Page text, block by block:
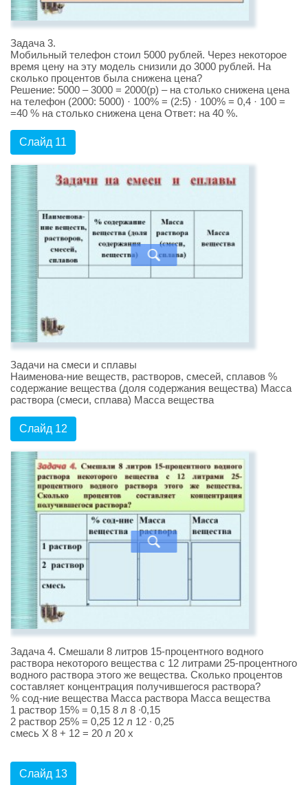
Задача 3.
Мобильный телефон стоил 5000 рублей. Через некоторое
время цену на эту модель снизили до 3000 рублей. На
сколько процентов была снижена цена?
Решение: 5000 – 3000 = 2000(р) – на столько снижена цена
на телефон (2000: 5000) · 100% = (2:5) · 100% = 0,4 · 100 =
=40 % на столько снижена цена Ответ: на 40 %.
Слайд 11
Задачи на смеси и сплавы
Наименова-ние веществ, растворов, смесей, сплавов %
содержание вещества (доля содержания вещества) Масса
раствора (смеси, сплава) Масса вещества
Слайд 12
Задача 4. Смешали 8 литров 15-процентного водного
раствора некоторого вещества с 12 литрами 25-процентного
водного раствора этого же вещества. Сколько процентов
составляет концентрация получившегося раствора?
% сод-ние вещества Масса раствора Масса вещества
1 раствор 15% = 0,15 8 л 8 ∙0,15
2 раствор 25% = 0,25 12 л 12 ∙ 0,25
смесь X 8 + 12 = 20 л 20 x
Слайд 13